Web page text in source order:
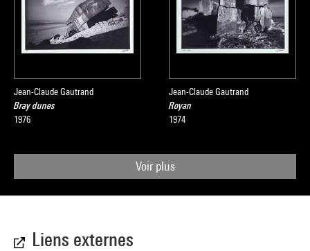
Jean-Claude Gautrand
Bray dunes
1976
Jean-Claude Gautrand
Royan
1974
Voir plus
Liens externes